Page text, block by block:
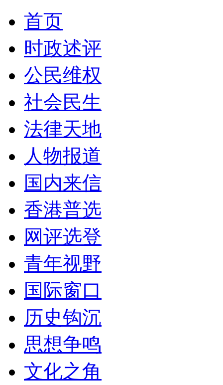
首页
时政述评
公民维权
社会民生
法律天地
人物报道
国内来信
香港普选
网评选登
青年视野
国际窗口
历史钩沉
思想争鸣
文化之角